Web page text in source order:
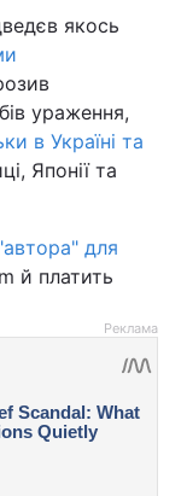
якось
ураження,
в Україні та
Японії та
для
й платить
Реклама